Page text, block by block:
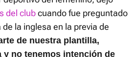
del clubcuando fue preguntado
la inglesa en la previa de
de nuestra plantilla,
y no tenemos intención de